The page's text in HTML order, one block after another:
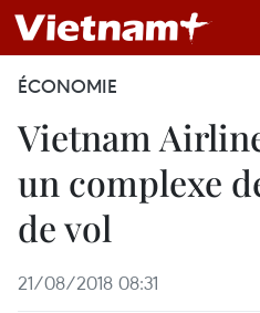
ÉCONOMIE
Vietnam
un complexe
de vol
21/08/2018 08:31